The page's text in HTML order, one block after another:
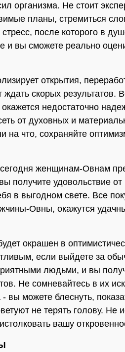
организма. Не стоит
планы, стремиться
после которого в
и вы сможете реально
открытия,
ждать скорых результатов.
недостаточно
от духовных и
на что, сохраняйте
женщинам-Овнам
получите удовольствие
в выгодном свете. Все
Овны, окажутся
окрашен в
если выйдете за
людьми, и вы
Не сомневайтесь в их
- вы можете блеснуть,
не терять голову. Не
вашу